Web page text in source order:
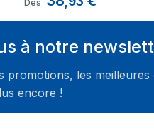
C
Dès
à notre
promotions, les
encore !